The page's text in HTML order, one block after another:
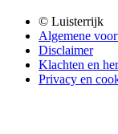
© Luisterrijk
Algemene
Disclaimer
Klachten en
Privacy en